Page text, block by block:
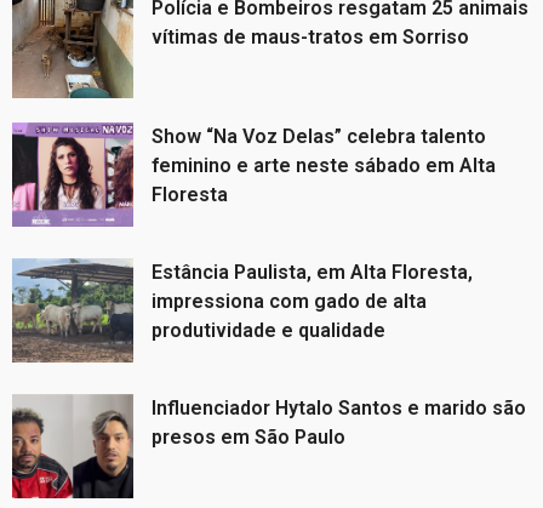
Polícia e Bombeiros resgatam 25 animais
vítimas de maus-tratos em Sorriso
Show “Na Voz Delas” celebra talento
feminino e arte neste sábado em Alta
Floresta
Estância Paulista, em Alta Floresta,
impressiona com gado de alta
produtividade e qualidade
Influenciador Hytalo Santos e marido são
presos em São Paulo